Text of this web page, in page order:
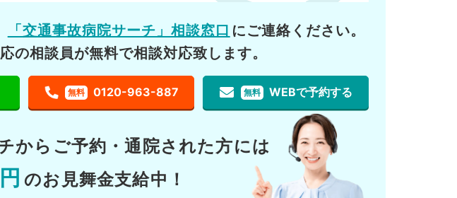
「交通事故病院サーチ」相談窓口 にご連絡ください。
の相談員が無料で相談対応致します。
無料 0120-963-887 無料 WEBで予約する
から ご予約・通院された方には
円 のお見舞金支給中！